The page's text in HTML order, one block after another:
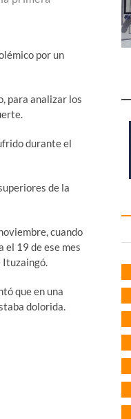
por un
para analizar los
durante el
de la
cuando
el 19 de ese mes
Ituzaingó.
que en una
dolorida.